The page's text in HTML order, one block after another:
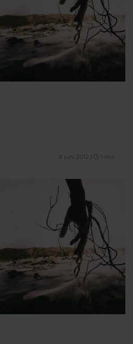
8 juni 2012 1 min